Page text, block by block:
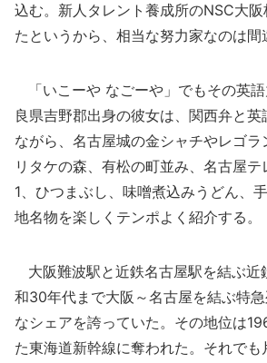
込む。新人タレント養成所のNSC大
たというから、相当な努力家なのは間
「いこーや なごーや」でもその英
良県吉野郡出身の彼女は、関西弁と
ながら、名古屋城の金シャチやレゴラ
リタケの森、有松の町並み、名古屋
1、ひつまぶし、味噌煮込みうどん
地名物を楽しくテンポよく紹介する。
大阪難波駅と近鉄名古屋駅を結ぶ近
和30年代まで大阪～名古屋を結ぶ特
なシェアを誇っていた。その地位は
た東海道新幹線に奪われた。それで